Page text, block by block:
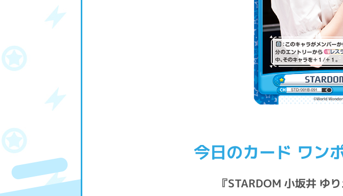
今日のカード ワン
『STARDOM 小坂井 ゆ